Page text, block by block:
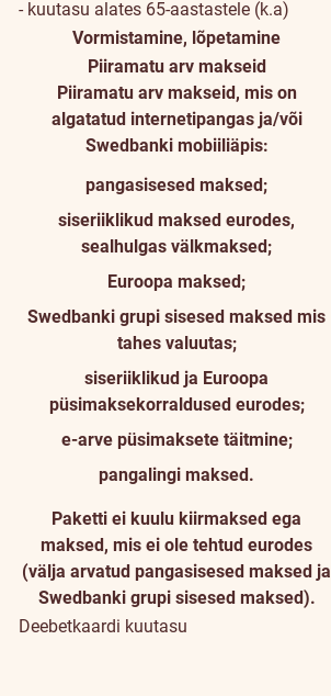
- kuutasu alates 65-aastastele (k.a)
Vormistamine, lõpetamine
Piiramatu arv makseid
Piiramatu arv makseid, mis on
algatatud internetipangas ja/või
Swedbanki mobiiliäpis:
pangasisesed maksed;
siseriiklikud maksed eurodes,
sealhulgas välkmaksed;
Euroopa maksed;
Swedbanki grupi sisesed maksed mis
tahes valuutas;
siseriiklikud ja Euroopa
püsimaksekorraldused eurodes;
e-arve püsimaksete täitmine;
pangalingi maksed.
Paketti ei kuulu kiirmaksed ega
maksed, mis ei ole tehtud eurodes
(välja arvatud pangasisesed maksed ja
Swedbanki grupi sisesed maksed).
Deebetkaardi kuutasu